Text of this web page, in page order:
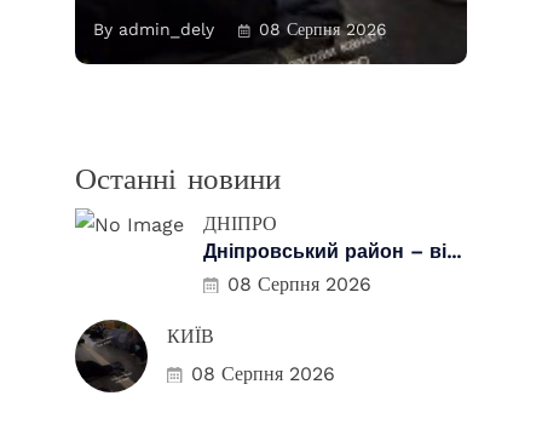
By admin_dely 08 Серпня 2026
Останні новини
ДНІПРО
Дніпровський район – ві...
08 Серпня 2026
КИЇВ
08 Серпня 2026